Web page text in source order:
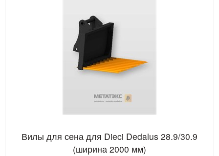
Вилы для сена для Dieci Dedalus 28.9/30.9
(ширина 2000 мм)